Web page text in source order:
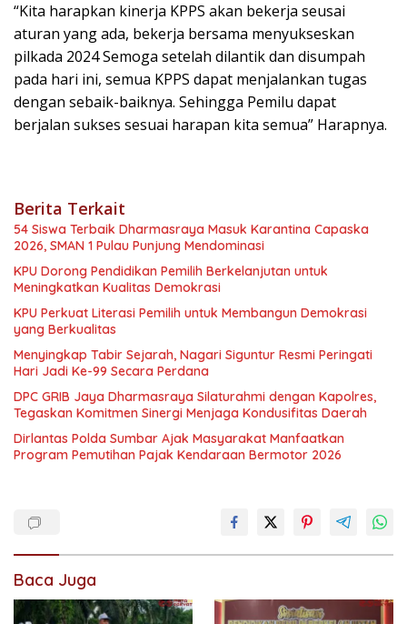
“Kita harapkan kinerja KPPS akan bekerja seusai
aturan yang ada, bekerja bersama menyukseskan
pilkada 2024 Semoga setelah dilantik dan disumpah
pada hari ini, semua KPPS dapat menjalankan tugas
dengan sebaik-baiknya. Sehingga Pemilu dapat
berjalan sukses sesuai harapan kita semua” Harapnya.
Berita Terkait
54 Siswa Terbaik Dharmasraya Masuk Karantina Capaska
2026, SMAN 1 Pulau Punjung Mendominasi
KPU Dorong Pendidikan Pemilih Berkelanjutan untuk
Meningkatkan Kualitas Demokrasi
KPU Perkuat Literasi Pemilih untuk Membangun Demokrasi
yang Berkualitas
Menyingkap Tabir Sejarah, Nagari Siguntur Resmi Peringati
Hari Jadi Ke-99 Secara Perdana
DPC GRIB Jaya Dharmasraya Silaturahmi dengan Kapolres,
Tegaskan Komitmen Sinergi Menjaga Kondusifitas Daerah
Dirlantas Polda Sumbar Ajak Masyarakat Manfaatkan
Program Pemutihan Pajak Kendaraan Bermotor 2026
Baca Juga